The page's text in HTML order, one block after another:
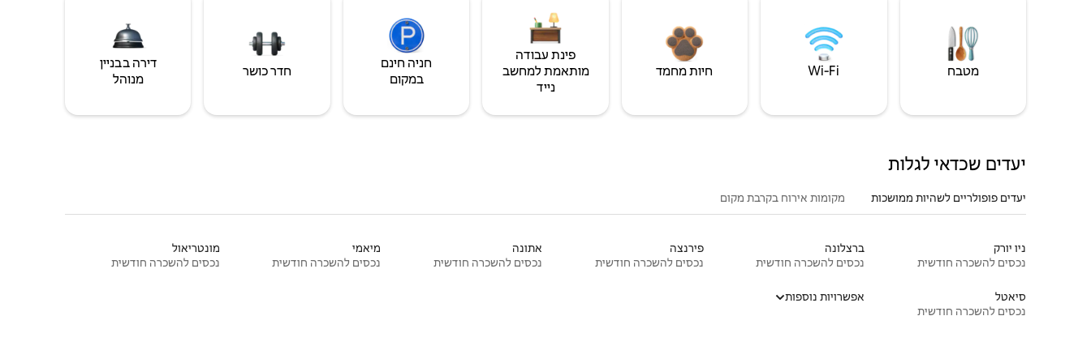
מטבח Wi‑Fi חיות מחמד
פינת עבודה
מותאמת למחשב
נייד
חניה חינם
במקום
חדר כושר
דירה בבניין
מנוהל
יעדים שכדאי לגלות
יעדים פופולריים לשהיות ממושכות מקומות אירוח בקרבת מקום
ניו יורק
נכסים להשכרה חודשית
ברצלונה
נכסים להשכרה חודשית
פירנצה
נכסים להשכרה חודשית
אתונה
נכסים להשכרה חודשית
מיאמי
נכסים להשכרה חודשית
מונטריאול
נכסים להשכרה חודשית
סיאטל
נכסים להשכרה חודשית
אפשרויות נוספות